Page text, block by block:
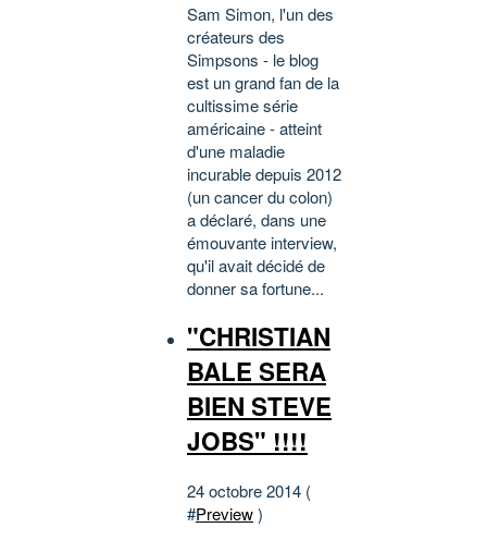
Sam Simon, l'un des
créateurs des
Simpsons - le blog
est un grand fan de la
cultissime série
américaine - atteint
d'une maladie
incurable depuis 2012
(un cancer du colon)
a déclaré, dans une
émouvante interview,
qu'il avait décidé de
donner sa fortune...
"CHRISTIAN
BALE SERA
BIEN STEVE
JOBS" !!!!
24 octobre 2014 (
#Preview)